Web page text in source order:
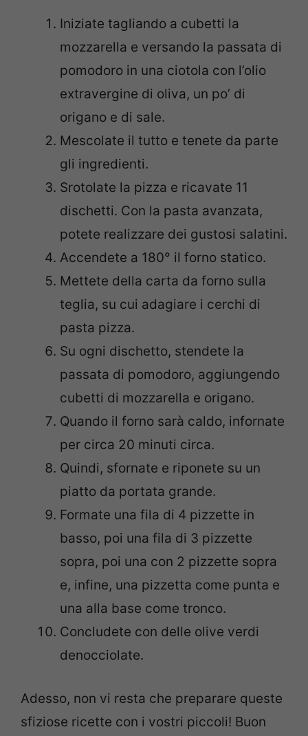
Iniziate tagliando a cubetti la
mozzarella e versando la passata di
pomodoro in una ciotola con l’olio
extravergine di oliva, un po’ di
origano e di sale.
Mescolate il tutto e tenete da parte
gli ingredienti.
Srotolate la pizza e ricavate 11
dischetti. Con la pasta avanzata,
potete realizzare dei gustosi salatini.
Accendete a 180° il forno statico.
Mettete della carta da forno sulla
teglia, su cui adagiare i cerchi di
pasta pizza.
Su ogni dischetto, stendete la
passata di pomodoro, aggiungendo
cubetti di mozzarella e origano.
Quando il forno sarà caldo, infornate
per circa 20 minuti circa.
Quindi, sfornate e riponete su un
piatto da portata grande.
Formate una fila di 4 pizzette in
basso, poi una fila di 3 pizzette
sopra, poi una con 2 pizzette sopra
e, infine, una pizzetta come punta e
una alla base come tronco.
Concludete con delle olive verdi
denocciolate.
Adesso, non vi resta che preparare queste
sfiziose ricette con i vostri piccoli! Buon